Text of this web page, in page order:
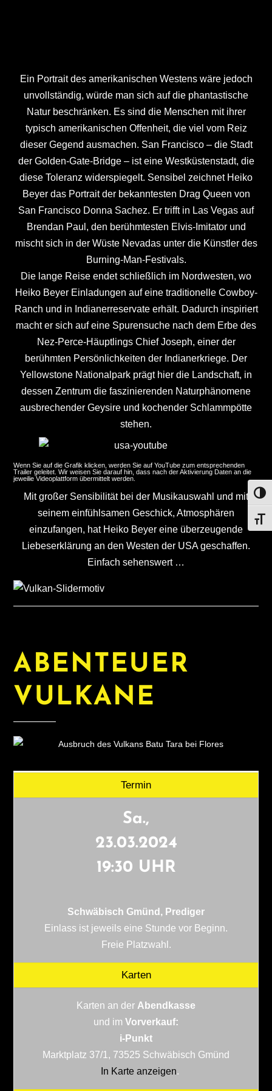
Ein Portrait des amerikanischen Westens wäre jedoch
unvollständig, würde man sich auf die phantastische
Natur beschränken. Es sind die Menschen mit ihrer
typisch amerikanischen Offenheit, die viel vom Reiz
dieser Gegend ausmachen. San Francisco – die Stadt
der Golden-Gate-Bridge – ist eine Westküstenstadt, die
diese Toleranz widerspiegelt. Sensibel zeichnet Heiko
Beyer das Portrait der bekanntesten Drag Queen von
San Francisco Donna Sachez. Er trifft in Las Vegas auf
Brendan Paul, den berühmtesten Elvis-Imitator und
mischt sich in der Wüste Nevadas unter die Künstler des
Burning-Man-Festivals.
Die lange Reise endet schließlich im Nordwesten, wo
Heiko Beyer Einladungen auf eine traditionelle Cowboy-
Ranch und in Indianerreservate erhält. Dadurch inspiriert
macht er sich auf eine Spurensuche nach dem Erbe des
Nez-Perce-Häuptlings Chief Joseph, einer der
berühmten Persönlichkeiten der Indianerkriege. Der
Yellowstone Nationalpark prägt hier die Landschaft, in
dessen Zentrum die faszinierenden Naturphänomene
ausbrechender Geysire und kochender Schlammpötte
stehen.
Wenn Sie auf die Grafik klicken, werden Sie auf YouTube zum entsprechenden
Trailer geleitet. Wir weisen Sie darauf hin, dass nach der Aktivierung Daten an die
jeweilie Videoplattform übermittelt werden.
Mit großer Sensibilität bei der Musikauswahl und mit
seinem einfühlsamen Geschick, Atmosphären
einzufangen, hat Heiko Beyer eine überzeugende
Liebeserklärung an den Westen der USA geschaffen.
Einfach sehenswert …
ABENTEUER
VULKANE
Termin
Sa.,
23.03.2024
19:30 UHR
Schwäbisch Gmünd, Prediger
Einlass ist jeweils eine Stunde vor Beginn.
Freie Platzwahl.
Karten
Karten an der Abendkasse
und im Vorverkauf:
i-Punkt
Marktplatz 37/1, 73525 Schwäbisch Gmünd
In Karte anzeigen.